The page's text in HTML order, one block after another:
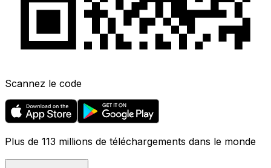
Scannez le code
Plus de 113 millions de téléchargements dans le monde